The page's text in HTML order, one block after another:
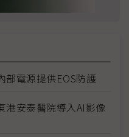
部電源提供EOS防護
港安泰醫院導入AI影像